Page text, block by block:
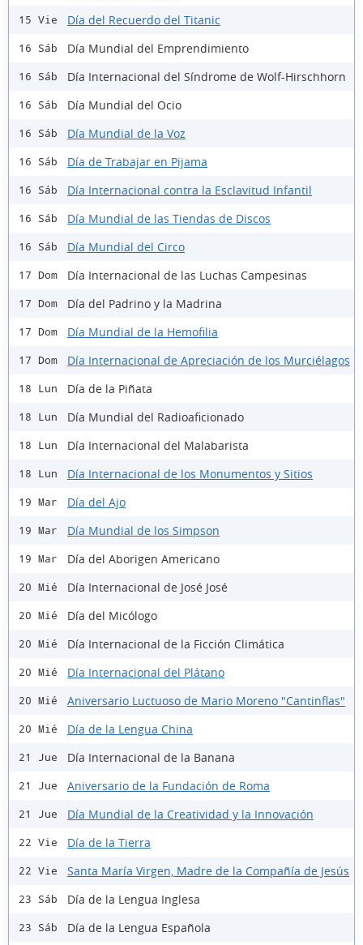
15 Vie Día del Recuerdo del Titanic
16 Sáb Día Mundial del Emprendimiento
16 Sáb Día Internacional del Síndrome de Wolf-Hirschhorn
16 Sáb Día Mundial del Ocio
16 Sáb Día Mundial de la Voz
16 Sáb Día de Trabajar en Pijama
16 Sáb Día Internacional contra la Esclavitud Infantil
16 Sáb Día Mundial de las Tiendas de Discos
16 Sáb Día Mundial del Circo
17 Dom Día Internacional de las Luchas Campesinas
17 Dom Día del Padrino y la Madrina
17 Dom Día Mundial de la Hemofilia
17 Dom Día Internacional de Apreciación de los Murciélagos
18 Lun Día de la Piñata
18 Lun Día Mundial del Radioaficionado
18 Lun Día Internacional del Malabarista
18 Lun Día Internacional de los Monumentos y Sitios
19 Mar Día del Ajo
19 Mar Día Mundial de los Simpson
19 Mar Día del Aborigen Americano
20 Mié Día Internacional de José José
20 Mié Día del Micólogo
20 Mié Día Internacional de la Ficción Climática
20 Mié Día Internacional del Plátano
20 Mié Aniversario Luctuoso de Mario Moreno "Cantinflas"
20 Mié Día de la Lengua China
21 Jue Día Internacional de la Banana
21 Jue Aniversario de la Fundación de Roma
21 Jue Día Mundial de la Creatividad y la Innovación
22 Vie Día de la Tierra
22 Vie Santa María Virgen, Madre de la Compañía de Jesús
23 Sáb Día de la Lengua Inglesa
23 Sáb Día de la Lengua Española